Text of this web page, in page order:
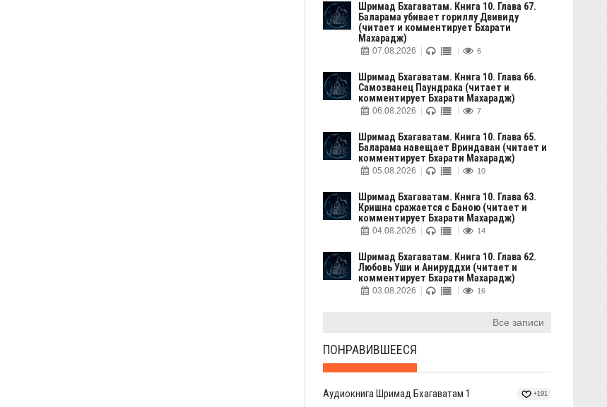
Шримад Бхагаватам. Книга 10. Глава 67.
Баларама убивает гориллу Двивиду
(читает и комментирует Бхарати
Махарадж)
07.08.2026 6
Шримад Бхагаватам. Книга 10. Глава 66.
Самозванец Паундрака (читает и
комментирует Бхарати Махарадж)
06.08.2026 7
Шримад Бхагаватам. Книга 10. Глава 65.
Баларама навещает Вриндаван (читает и
комментирует Бхарати Махарадж)
05.08.2026 10
Шримад Бхагаватам. Книга 10. Глава 63.
Кришна сражается с Баною (читает и
комментирует Бхарати Махарадж)
04.08.2026 14
Шримад Бхагаватам. Книга 10. Глава 62.
Любовь Уши и Анируддхи (читает и
комментирует Бхарати Махарадж)
03.08.2026 16
Все записи
ПОНРАВИВШЕЕСЯ
Аудиокнига Шримад Бхагаватам 1 +191